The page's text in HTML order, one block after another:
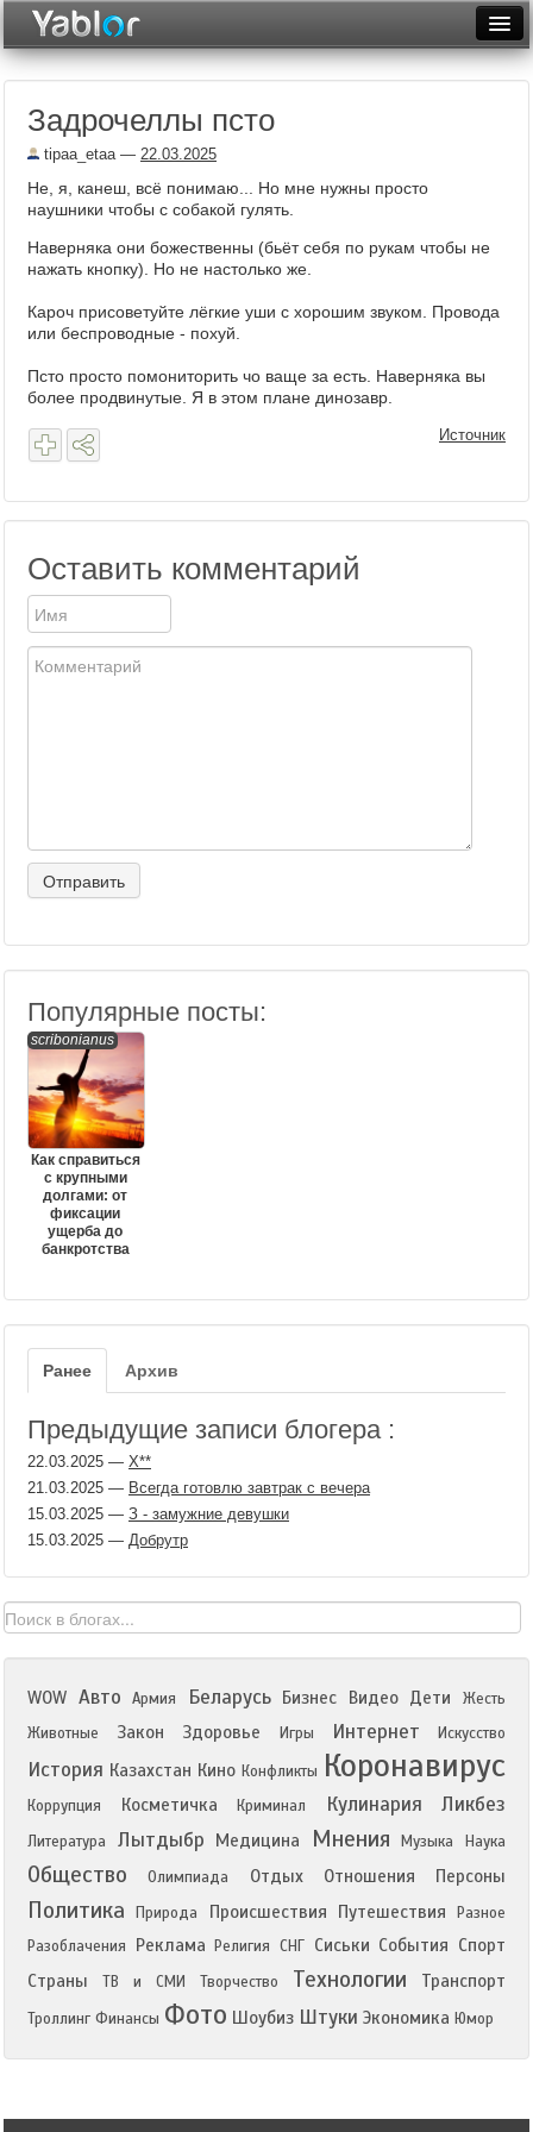
Неделя
Рейтинги
Архив
Фототоп
Задрочеллы псто
tipaa_etaa— 22.03.2025
Не, я, канеш, всё понимаю... Но мне нужны просто
наушники чтобы с собакой гулять.
Наверняка они божественны (бьёт себя по рукам чтобы не
нажать кнопку). Но не настолько же.
Кароч присоветуйте лёгкие уши с хорошим звуком. Провода
или беспроводные - похуй.
Псто просто помониторить чо ваще за есть. Наверняка вы
более продвинутые. Я в этом плане динозавр.
Источник
Оставить комментарий
Популярные посты:
scribonianus
Как справиться
с крупными
долгами: от
фиксации
ущерба до
банкротства
Ранее Архив
Предыдущие записи блогера :
22.03.2025 — Х​**
21.03.2025 — Всегда готовлю завтрак с вечера
15.03.2025 — З - замужние девушки
15.03.2025 — Добрутр
WOW Авто Армия Беларусь Бизнес Видео Дети
Жесть
Животные
Закон Здоровье Игры Интернет Искусство
История Казахстан Кино Конфликты Коронавирус
Коррупция Косметичка Криминал Кулинария Ликбез
Литература Лытдыбр Медицина Мнения Музыка Наука
Общество Олимпиада Отдых Отношения Персоны
Политика Природа Происшествия Путешествия
Разное
Разоблачения
Реклама Религия СНГ Сиськи События Спорт
Страны
ТВ и СМИ Творчество Технологии Транспорт
Троллинг Финансы Фото Шоубиз Штуки Экономика Юмор